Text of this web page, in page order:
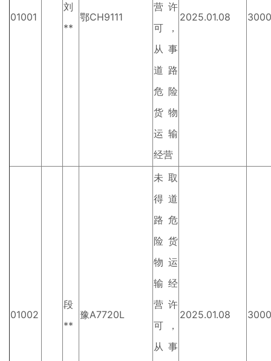
01001
刘
**
鄂CH9111
营许
可，
从事
道路
危险
货物
运输
经营
2025.01.08
01002
段
**
豫A7720L
未取
得道
路危
险货
物运
输经
营许
可，
从事
2025.01.08